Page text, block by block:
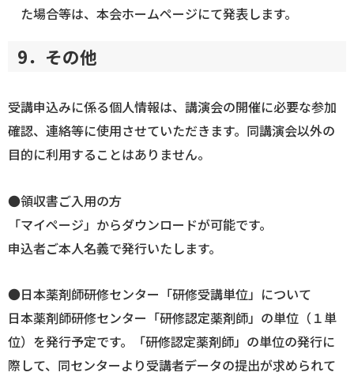
た場合等は、本会ホームページにて発表します。
9．その他
受講申込みに係る個人情報は、講演会の開催に必要な参加
確認、連絡等に使用させていただきます。同講演会以外の
目的に利用することはありません。
●領収書ご入用の方
「マイページ」からダウンロードが可能です。
申込者ご本人名義で発行いたします。
●日本薬剤師研修センター「研修受講単位」について
日本薬剤師研修センター「研修認定薬剤師」の単位（１単
位）を発行予定です。「研修認定薬剤師」の単位の発行に
際して、同センターより受講者データの提出が求められて